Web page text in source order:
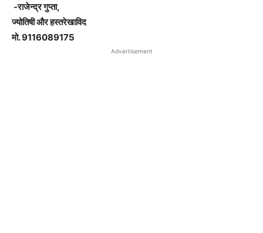
-राजेन्द्र गुप्ता,
ज्योतिषी और हस्तरेखाविद
मो. 9116089175
Advertisement